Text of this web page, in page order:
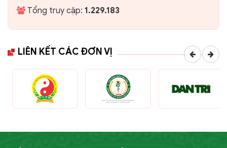
Tổng truy cập: 1.229.183
LIÊN KẾT CÁC ĐƠN VỊ